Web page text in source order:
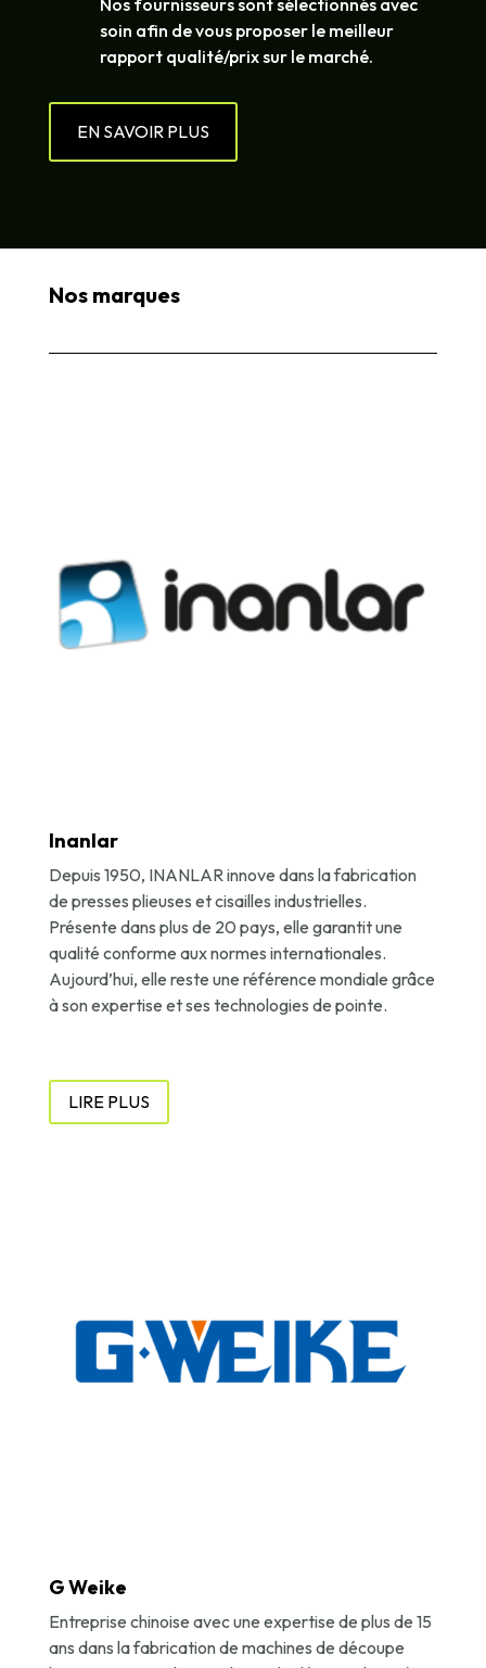
Nos fournisseurs sont sélectionnés avec
soin afin de vous proposer le meilleur
rapport qualité/prix sur le marché.
EN SAVOIR PLUS
Nos marques
Inanlar
Depuis 1950, INANLAR innove dans la fabrication
de presses plieuses et cisailles industrielles.
Présente dans plus de 20 pays, elle garantit une
qualité conforme aux normes internationales.
Aujourd’hui, elle reste une référence mondiale grâce
à son expertise et ses technologies de pointe.
LIRE PLUS
G Weike
Entreprise chinoise avec une expertise de plus de 15
ans dans la fabrication de machines de découpe